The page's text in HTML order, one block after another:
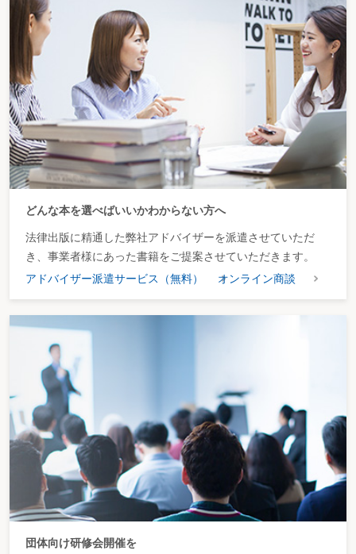
どんな本を選べばいいかわからない方へ
法律出版に精通した弊社アドバイザーを派遣させていただ
き、事業者様にあった書籍をご提案させていただきます。
アドバイザー派遣サービス（無料）
オンライン商談
団体向け研修会開催を